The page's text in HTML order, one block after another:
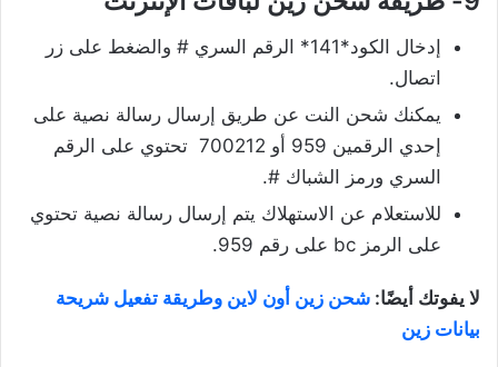
إدخال الكود*141* الرقم السري # والضغط على زر
اتصال.
يمكنك شحن النت عن طريق إرسال رسالة نصية على
إحدي الرقمين 959 أو 700212 تحتوي على الرقم
السري ورمز الشباك #.
للاستعلام عن الاستهلاك يتم إرسال رسالة نصية تحتوي
على الرمز bc على رقم 959.
لا يفوتك أيضًا: شحن زين أون لاين وطريقة تفعيل شريحة
بيانات زين